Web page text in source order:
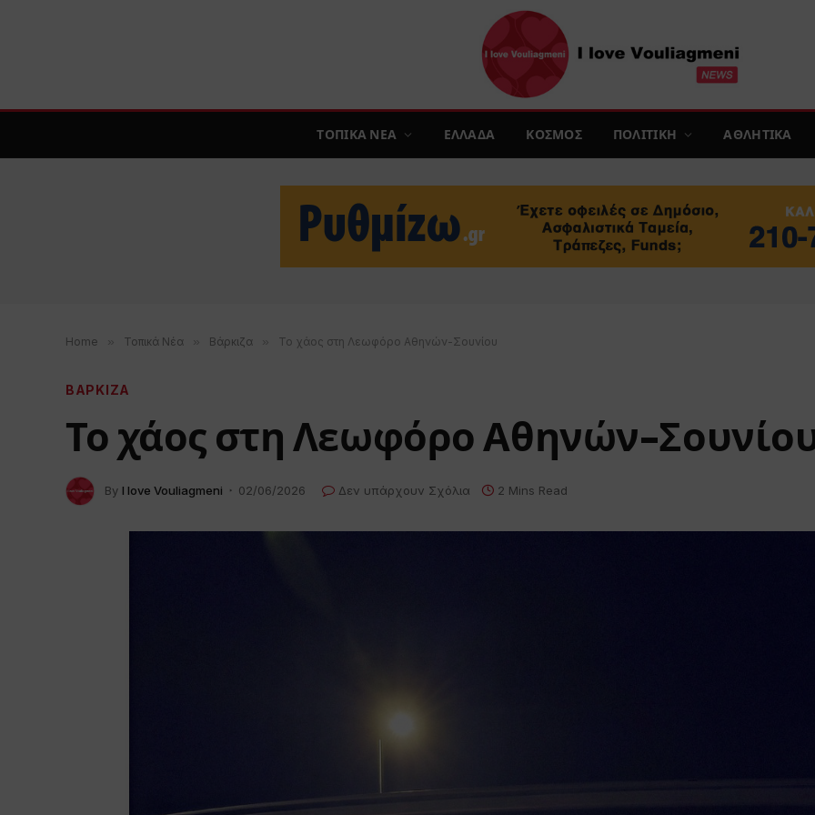
ΤΟΠΙΚΑ ΝΕΑ ΕΛΛΑΔΑ ΚΟΣΜΟΣ ΠΟΛΙΤΙΚΗ ΑΘΛΗΤΙΚΑ
Home » Τοπικά Νέα » Βάρκιζα » Το χάος στη Λεωφόρο Αθηνών-Σουνίου
ΒΑΡΚΙΖΑ
Το χάος στη Λεωφόρο Αθηνών-
By I love Vouliagmeni 02/06/2026 Δεν υπάρχουν Σχόλια 2 Mins Read